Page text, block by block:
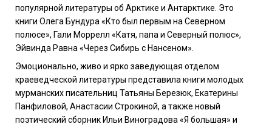
популярной литературы об Арктике и Антарктике. Это
книги Олега Бундура «Кто был первым на Северном
полюсе», Гали Моррелл «Катя, папа и Северный полюс»,
Эйвинда Равна «Через Сибирь с Нансеном».
Эмоционально, живо и ярко заведующая отделом
краеведческой литературы представила книги молодых
мурманских писательниц Татьяны Березюк, Екатерины
Панфиловой, Анастасии Строкиной, а также новый
поэтический сборник Ильи Виноградова «Я большая» и